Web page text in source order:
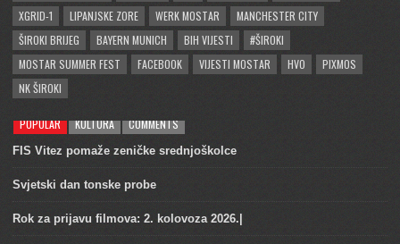
XGRID-1
LIPANJSKE ZORE WERK MOSTAR
MANCHESTER CITY
ŠIROKI BRIJEG
BAYERN MUNICH BIH VIJESTI
#ŠIROKI
MOSTAR SUMMER FEST
FACEBOOK VIJESTI MOSTAR HVO
PIXMOS
NK ŠIROKI
POPULAR KULTURA COMMENTS
FIS Vitez pomaže zeničke srednjoškolce
Svjetski dan tonske probe
Rok za prijavu filmova: 2. kolovoza 2026.|